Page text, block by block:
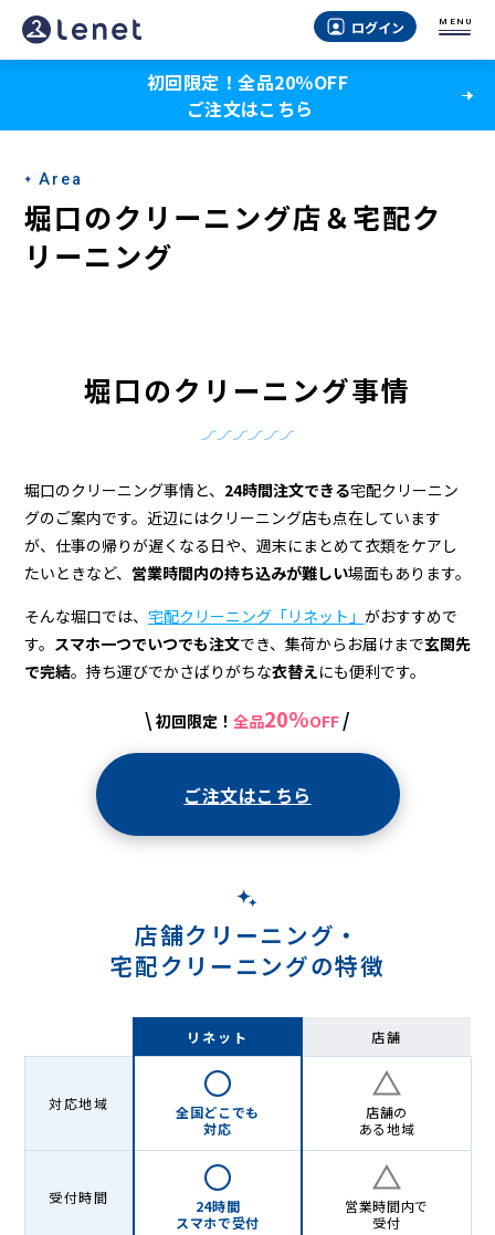
堀
口
ク
リ
ー
配
ク
リ
ー
ニ
ログイン MENU
初回限定！全品20％OFF
ご注文はこちら
Area
堀口のクリーニング店＆宅配ク
リーニング
堀口のクリーニング事情
堀口のクリーニング事情と、 24時間注文できる宅配クリーニン
グのご案内です。近辺にはクリーニング店も点在しています
が、仕事の帰りが遅くなる日や、週末にまとめて衣類をケアし
たいときなど、 営業時間内の持ち込みが難しい場面もあります。
そんな堀口では、 宅配クリーニング「リネット」 がおすすめで
す。 スマホ一つでいつでも注文でき、集荷からお届けまで玄関先
で完結。持ち運びでかさばりがちな衣替えにも便利です。
\ 初回限定！ 全品20%OFF /
ご注文はこちら
店舗クリーニング・
宅配クリーニングの特徴
リネット 店舗
対応地域
全国どこでも
対応
店舗の
ある地域
受付時間
24時間
スマホで受付
営業時間内で
受付